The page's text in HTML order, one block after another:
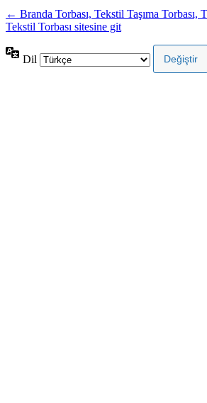
← Branda Torbası, Tekstil Taşıma Torbası,
Tekstil Torbası sitesine git
Dil